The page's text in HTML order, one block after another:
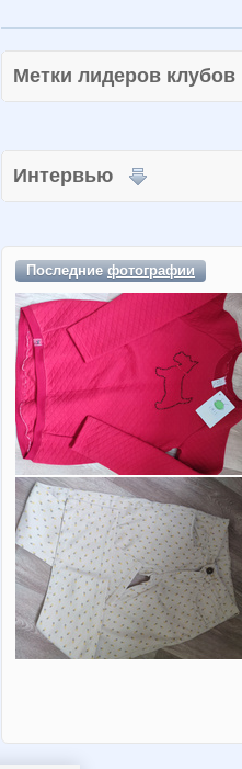
Метки лидеров клубов
Интервью
Последниефотографии